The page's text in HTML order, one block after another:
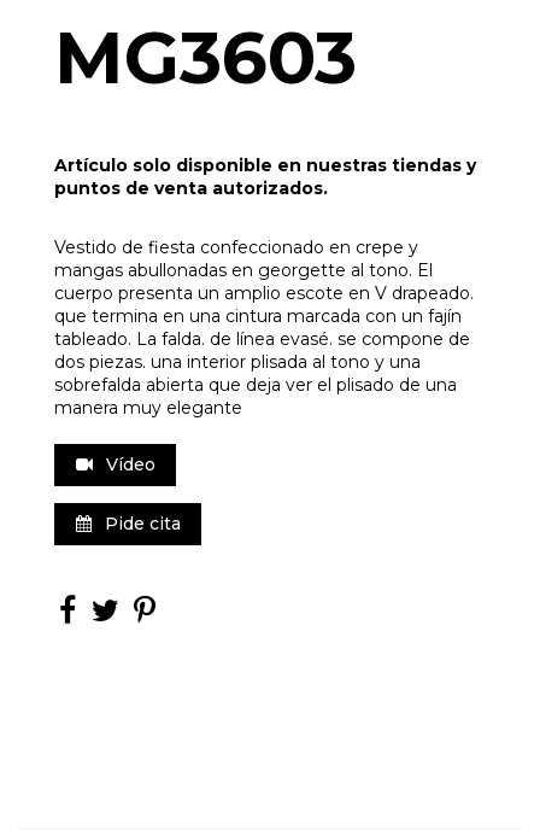
MG3603
Artículo solo disponible en nuestras tiendas y
puntos de venta autorizados.
Vestido de fiesta confeccionado en crepe y
mangas abullonadas en georgette al tono. El
cuerpo presenta un amplio escote en V drapeado.
que termina en una cintura marcada con un fajín
tableado. La falda. de línea evasé. se compone de
dos piezas. una interior plisada al tono y una
sobrefalda abierta que deja ver el plisado de una
manera muy elegante
Vídeo
Pide cita